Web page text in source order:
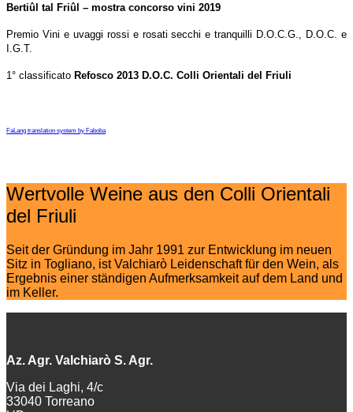
Bertiûl tal Friûl – mostra concorso vini 2019
Premio Vini e uvaggi rossi e rosati secchi e tranquilli D.O.C.G., D.O.C. e
I.G.T.
1° classificato Refosco 2013 D.O.C. Colli Orientali del Friuli
FaLang translation system by Faboba
Wertvolle Weine aus den Colli Orientali
del Friuli
Seit der Gründung im Jahr 1991 zur Entwicklung im neuen
Sitz in Togliano, ist Valchiarò Leidenschaft für den Wein, als
Ergebnis einer ständigen Aufmerksamkeit auf dem Land und
im Keller.
Az. Agr. Valchiarò S. Agr.
Via dei Laghi, 4/c
33040 Torreano